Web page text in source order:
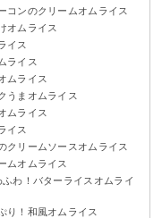
コンのクリームオムライス
オムライス
イス
ライス
ムライス
うまオムライス
ムライス
イス
クリームソースオムライス
ムオムライス
わ！バターライスオムライ
り！和風オムライス